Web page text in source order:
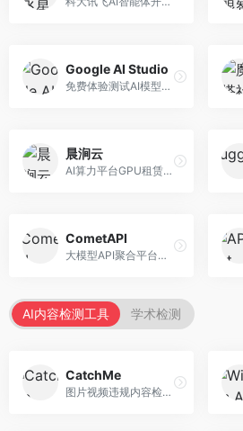
Google AI Studio
免费体验测试AI模型的平台，深度整合Google生态。面向开发者和研究者，提供Gemini模型体验、API密钥管理、提示词测试等服务，免费使用。
晨涧云
AI算力平台GPU租赁服务，专注于弹性算力。面向开发者和研究者，提供GPU租赁、弹性调度、成本优化等服务，算力灵活。
CometAPI
大模型API聚合平台，整合多种AI模型服务。面向开发者，提供统一接口、模型切换、监控分析等服务，API管理便捷。
AI内容检测工具 学术检测
CatchMe
图片视频违规内容检测平台，专注于视觉内容安全。面向内容平台，提供图片审核、视频审核、直播监控等服务，视觉检测专业。